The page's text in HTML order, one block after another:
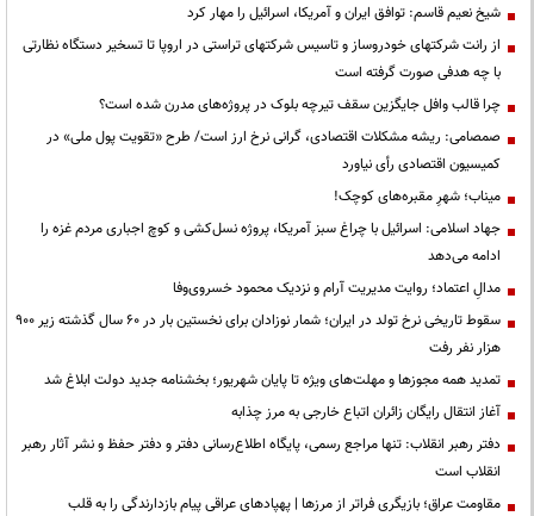
شیخ نعیم قاسم: توافق ایران و آمریکا، اسرائیل را مهار کرد
از رانت‌ شرکتهای خودروساز و تاسیس شرکتهای تراستی در اروپا تا تسخیر دستگاه نظارتی
با چه هدفی صورت گرفته است
چرا قالب وافل جایگزین سقف تیرچه بلوک در پروژه‌های مدرن شده است؟
صمصامی: ریشه مشکلات اقتصادی، گرانی نرخ ارز است/ طرح «تقویت پول ملی» در
کمیسیون اقتصادی رأی نیاورد
میناب؛ شهرِ مقبره‌های کوچک!
جهاد اسلامی: اسرائیل با چراغ سبز آمریکا، پروژه نسل‌کشی و کوچ اجباری مردم غزه را
ادامه می‌دهد
مدالِ اعتماد؛ روایت مدیریت آرام و نزدیک محمود خسروی‌وفا
سقوط تاریخی نرخ تولد در ایران؛ شمار نوزادان برای نخستین بار در ۶۰ سال گذشته زیر ۹۰۰
هزار نفر رفت
تمدید همه مجوزها و مهلت‌های ویژه تا پایان شهریور؛ بخشنامه جدید دولت ابلاغ شد
آغاز انتقال رایگان زائران اتباع خارجی به مرز چذابه
دفتر رهبر انقلاب: تنها مراجع رسمی، پایگاه اطلاع‌رسانی دفتر و دفتر حفظ و نشر آثار رهبر
انقلاب است
مقاومت عراق؛ بازیگری فراتر از مرزها | پهپادهای عراقی پیام بازدارندگی را به قلب